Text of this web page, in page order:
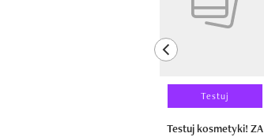
previous element
Testuj
Testuj kosmetyki! ZA